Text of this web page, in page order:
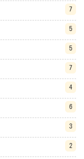
7
5
5
7
4
6
3
2